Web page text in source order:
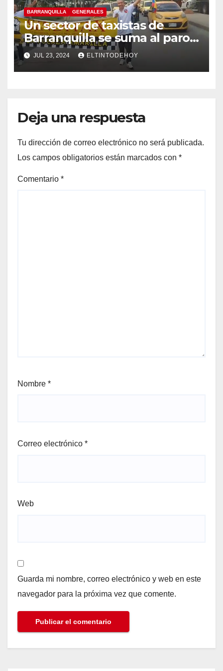
BARRANQUILLA GENERALES
Un sector de taxistas de
Barranquilla se suma al paro
nacional
JUL 23, 2024 ELTINTODEHOY
Deja una respuesta
Tu dirección de correo electrónico no será publicada.
Los campos obligatorios están marcados con *
Comentario *
Nombre *
Correo electrónico *
Web
Guarda mi nombre, correo electrónico y web en este
navegador para la próxima vez que comente.